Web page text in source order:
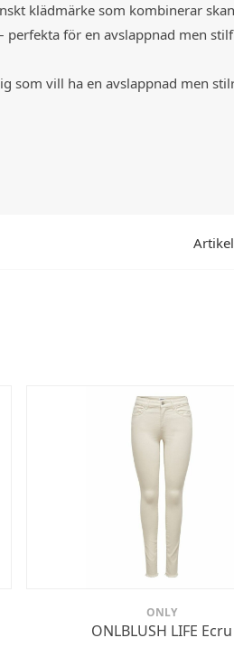
klädmärke som kombinerar
perfekta för en avslappnad men
som vill ha en avslappnad men
ONLY
ONLBLUSH LIFE Ecru